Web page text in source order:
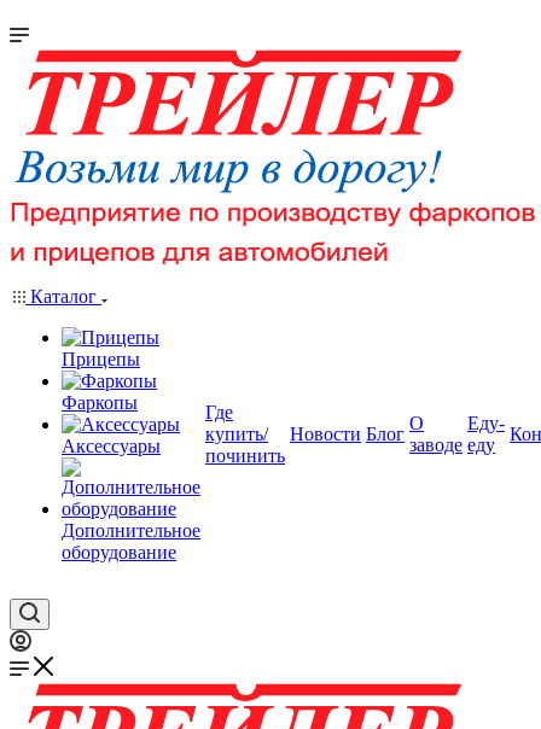
Каталог
Прицепы
Фаркопы
Аксессуары
Дополнительное
оборудование
Где
купить/
починить
Новости Блог
О
заводе
Еду-
еду